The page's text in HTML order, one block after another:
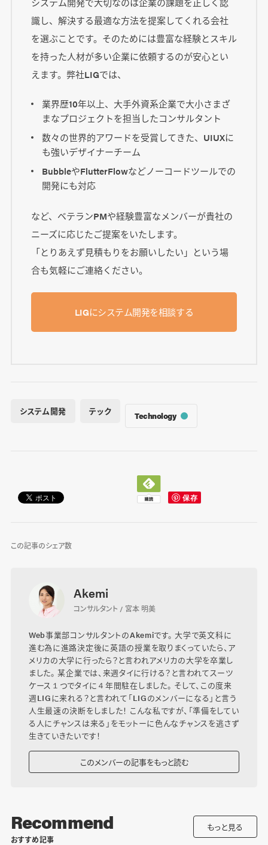
識し、解決する最適な方法を提案してくれる会社
を選ぶことです。そのためには豊富な経験とスキル
を持った人材が多い企業に依頼するのが安心とい
えます。弊社LIGでは、
業界歴10年以上、大手外資系企業で大小さまざ
まなプロジェクトを担当したコンサルタント
数々の世界的アワードを受賞してきた、UIUXに
も強いデザイナーチーム
BubbleやFlutterFlowなどノーコードツールでの
開発にも対応
など、ベテランPMや経験豊富なメンバーが貴社の
ニーズに応じたご提案をいたします。
「とりあえず見積もりをお願いしたい」という場
合も気軽にご連絡ください。
LIGにシステム開発を相談する
システム開発 テック Technology
この記事のシェア数
Akemi
コンサルタント / 宮本 明美
Web事業部コンサルタントのAkemiです。 大学で英文科に
進む為に進路決定後に英語の授業を取りまくっていたら、ア
メリカの大学に行ったら？と言われアメリカの大学を卒業し
ました。 某企業では、来週タイに行ける？と言われてスーツ
ケース１つでタイに４年間駐在しました。 そして、この度来
週LIGに来れる？と言われて「LIGのメンバーになる」と言う
人生最速の決断をしました！ こんな私ですが、「準備をしてい
る人にチャンスは来る」をモットーに色んなチャンスを逃さず
生きていきたいです！
このメンバーの記事をもっと読む
Recommend
おすすめ記事
もっと見る